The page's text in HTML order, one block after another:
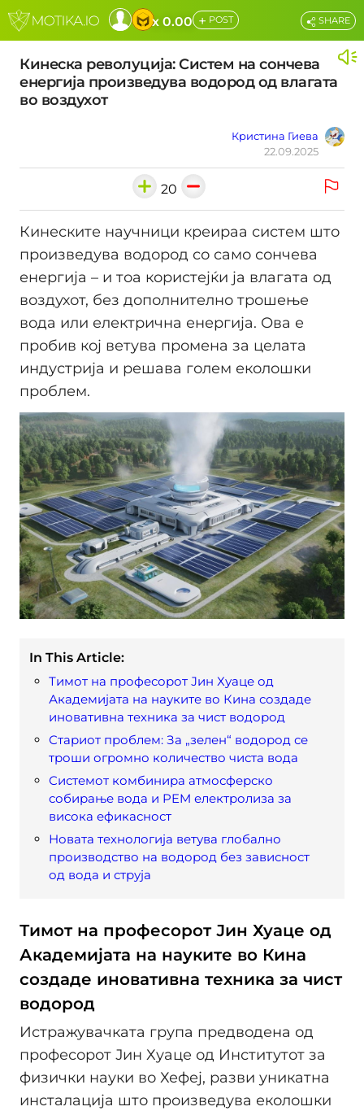
x 0.00 + POST
Кинеска револуција: Систем на сончева
енергија произведува водород од влагата
во воздухот
Кристина Гиева
22.09.2025
SHARE
20
Кинеските научници креираа систем што
произведува водород со само сончева
енергија – и тоа користејќи ја влагата од
воздухот, без дополнително трошење
вода или електрична енергија. Ова е
пробив кој ветува промена за целата
индустрија и решава голем еколошки
проблем.
In This Article:
Тимот на професорот Јин Хуаце од
Академијата на науките во Кина создаде
иновативна техника за чист водород
Стариот проблем: За „зелен“ водород се
троши огромно количество чиста вода
Системот комбинира атмосферско
собирање вода и PEM електролиза за
висока ефикасност
Новата технологија ветува глобално
производство на водород без зависност
од вода и струја
Тимот на професорот Јин Хуаце од
Академијата на науките во Кина
создаде иновативна техника за чист
водород
Истражувачката група предводена од
професорот Јин Хуаце од Институтот за
физички науки во Хефеј, разви уникатна
инсталација што произведува еколошки